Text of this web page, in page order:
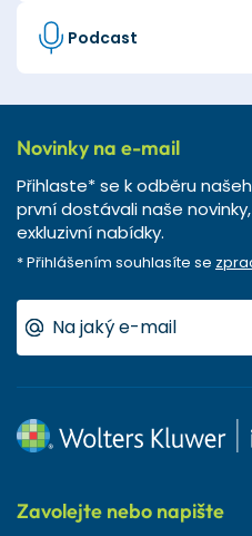
Podcast
Novinky na e-mail
Přihlaste* se k odběru
první dostávali naše
exkluzivní nabídky.
* Přihlášením souhlasíte se
Zavolejte nebo napište